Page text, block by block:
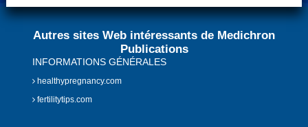
Autres sites Web intéressants de Medichron
Publications
INFORMATIONS GÉNÉRALES
healthypregnancy.com
fertilitytips.com